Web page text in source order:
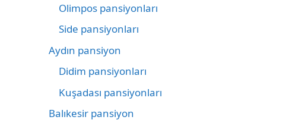
Olimpos pansiyonları
Side pansiyonları
Aydın pansiyon
Didim pansiyonları
Kuşadası pansiyonları
Balıkesir pansiyon